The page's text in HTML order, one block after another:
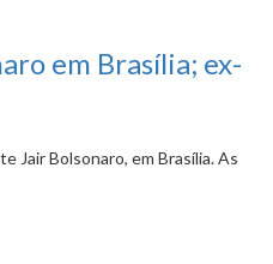
em Brasília; ex-
Jair Bolsonaro, em Brasília. As